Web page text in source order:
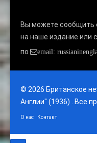
Вы можете сообщить
на наше издание или
по
email:
© 2026 Британское
Англии" (1936) . Все
О нас Контакт